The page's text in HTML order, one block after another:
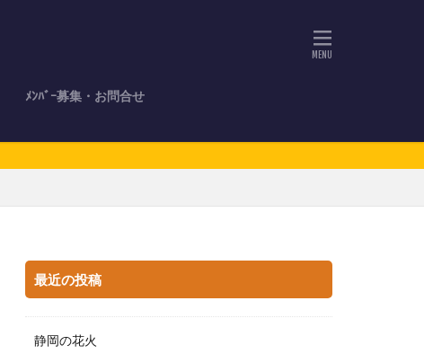
ﾒﾝﾊﾞｰ募集・お問合せ
最近の投稿
静岡の花火